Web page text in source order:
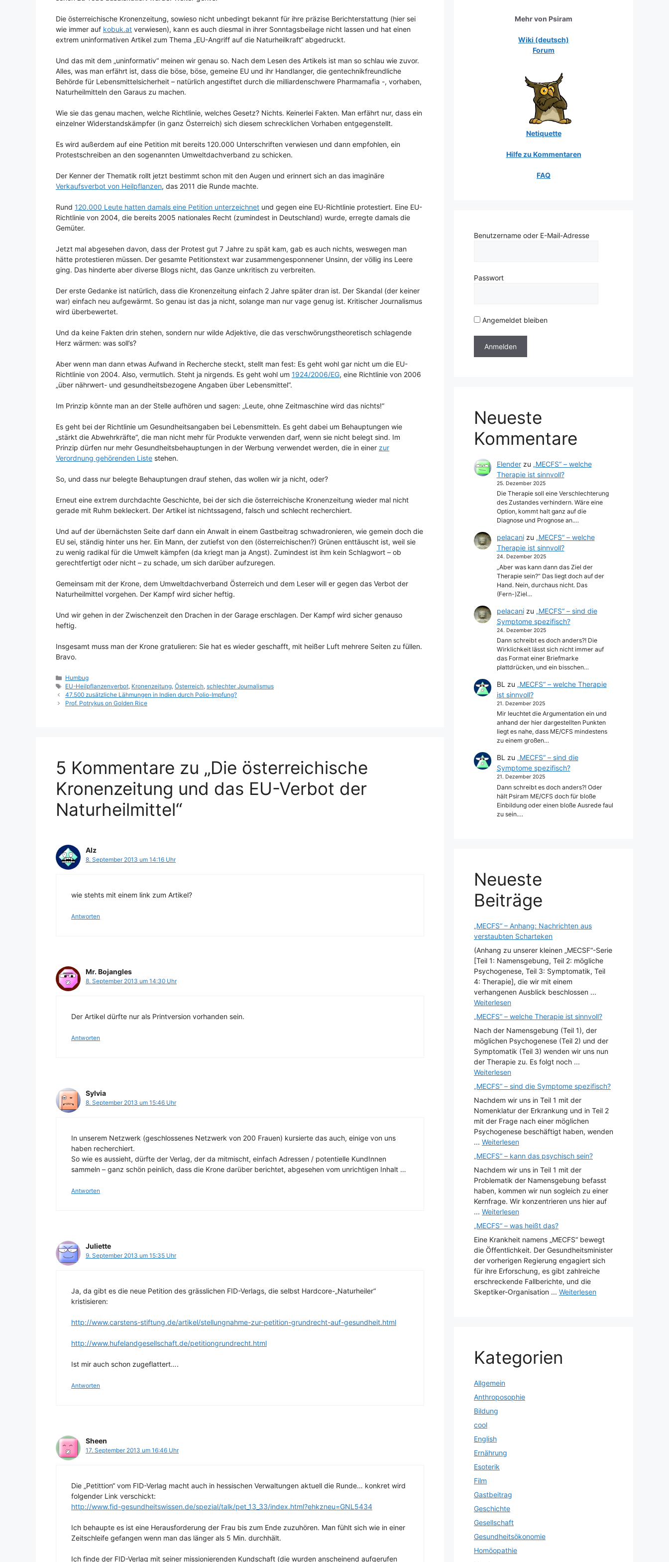
Die österreichische Kronenzeitung, sowieso nicht unbedingt bekannt für ihre präzise Berichterstattung (hier sei
wie immer auf kobuk.at verwiesen), kann es auch diesmal in ihrer Sonntagsbeilage nicht lassen und hat einen
extrem uninformativen Artikel zum Thema „EU-Angriff auf die Naturheilkraft“ abgedruckt.
Und das mit dem „uninformativ“ meinen wir genau so. Nach dem Lesen des Artikels ist man so schlau wie zuvor.
Alles, was man erfährt ist, dass die böse, böse, gemeine EU und ihr Handlanger, die gentechnikfreundliche
Behörde für Lebensmittelsicherheit – natürlich angestiftet durch die milliardenschwere Pharmamafia -, vorhaben,
Naturheilmitteln den Garaus zu machen.
Wie sie das genau machen, welche Richtlinie, welches Gesetz? Nichts. Keinerlei Fakten. Man erfährt nur, dass ein
einzelner Widerstandskämpfer (in ganz Österreich) sich diesem schrecklichen Vorhaben entgegenstellt.
Es wird außerdem auf eine Petition mit bereits 120.000 Unterschriften verwiesen und dann empfohlen, ein
Protestschreiben an den sogenannten Umweltdachverband zu schicken.
Der Kenner der Thematik rollt jetzt bestimmt schon mit den Augen und erinnert sich an das imaginäre
Verkaufsverbot von Heilpflanzen, das 2011 die Runde machte.
Rund 120.000 Leute hatten damals eine Petition unterzeichnet und gegen eine EU-Richtlinie protestiert. Eine EU-
Richtlinie von 2004, die bereits 2005 nationales Recht (zumindest in Deutschland) wurde, erregte damals die
Gemüter.
Jetzt mal abgesehen davon, dass der Protest gut 7 Jahre zu spät kam, gab es auch nichts, weswegen man
hätte protestieren müssen. Der gesamte Petitionstext war zusammengesponnener Unsinn, der völlig ins Leere
ging. Das hinderte aber diverse Blogs nicht, das Ganze unkritisch zu verbreiten.
Der erste Gedanke ist natürlich, dass die Kronenzeitung einfach 2 Jahre später dran ist. Der Skandal (der keiner
war) einfach neu aufgewärmt. So genau ist das ja nicht, solange man nur vage genug ist. Kritischer Journalismus
wird überbewertet.
Und da keine Fakten drin stehen, sondern nur wilde Adjektive, die das verschwörungstheoretisch schlagende
Herz wärmen: was soll’s?
Aber wenn man dann etwas Aufwand in Recherche steckt, stellt man fest: Es geht wohl gar nicht um die EU-
Richtlinie von 2004. Also, vermutlich. Steht ja nirgends. Es geht wohl um 1924/2006/EG, eine Richtlinie von 2006
„über nährwert- und gesundheitsbezogene Angaben über Lebensmittel“.
Im Prinzip könnte man an der Stelle aufhören und sagen: „Leute, ohne Zeitmaschine wird das nichts!“
Es geht bei der Richtlinie um Gesundheitsangaben bei Lebensmitteln. Es geht dabei um Behauptungen wie
„stärkt die Abwehrkräfte“, die man nicht mehr für Produkte verwenden darf, wenn sie nicht belegt sind. Im
Prinzip dürfen nur mehr Gesundheitsbehauptungen in der Werbung verwendet werden, die in einer zur
Verordnung gehörenden Liste stehen.
So, und dass nur belegte Behauptungen drauf stehen, das wollen wir ja nicht, oder?
Erneut eine extrem durchdachte Geschichte, bei der sich die österreichische Kronenzeitung wieder mal nicht
gerade mit Ruhm bekleckert. Der Artikel ist nichtssagend, falsch und schlecht recherchiert.
Und auf der übernächsten Seite darf dann ein Anwalt in einem Gastbeitrag schwadronieren, wie gemein doch die
EU sei, ständig hinter uns her. Ein Mann, der zutiefst von den (österreichischen?) Grünen enttäuscht ist, weil sie
zu wenig radikal für die Umwelt kämpfen (da kriegt man ja Angst). Zumindest ist ihm kein Schlagwort – ob
gerechtfertigt oder nicht – zu schade, um sich darüber aufzuregen.
Gemeinsam mit der Krone, dem Umweltdachverband Österreich und dem Leser will er gegen das Verbot der
Naturheilmittel vorgehen. Der Kampf wird sicher heftig.
Und wir gehen in der Zwischenzeit den Drachen in der Garage erschlagen. Der Kampf wird sicher genauso
heftig.
Insgesamt muss man der Krone gratulieren: Sie hat es wieder geschafft, mit heißer Luft mehrere Seiten zu füllen.
Bravo.
Kategorien
Humbug
Schlagwörter
EU-Heilpflanzenverbot, Kronenzeitung,Österreich,schlechter Journalismus
47.500 zusätzliche Lähmungen in Indien durch Polio-Impfung?
Prof. Potrykus on Golden Rice
5 Kommentare zu „Die österreichische
Kronenzeitung und das EU-Verbot der
Naturheilmittel“
Alz
8. September 2013 um 14:16 Uhr
wie stehts mit einem link zum Artikel?
Antworten
Mr. Bojangles
8. September 2013 um 14:30 Uhr
Der Artikel dürfte nur als Printversion vorhanden sein.
Antworten
Sylvia
8. September 2013 um 15:46 Uhr
In unserem Netzwerk (geschlossenes Netzwerk von 200 Frauen) kursierte das auch, einige von uns
haben recherchiert.
So wie es aussieht, dürfte der Verlag, der da mitmischt, einfach Adressen / potentielle KundInnen
sammeln – ganz schön peinlich, dass die Krone darüber berichtet, abgesehen vom unrichtigen Inhalt …
Antworten
Juliette
9. September 2013 um 15:35 Uhr
Ja, da gibt es die neue Petition des grässlichen FID-Verlags, die selbst Hardcore-„Naturheiler“
kristisieren:
http://www.carstens-stiftung.de/artikel/stellungnahme-zur-petition-grundrecht-auf-gesundheit.html
http://www.hufelandgesellschaft.de/petitiongrundrecht.html
Ist mir auch schon zugeflattert….
Antworten
Sheen
17. September 2013 um 16:46 Uhr
Die „Petittion“ vom FID-Verlag macht auch in hessischen Verwaltungen aktuell die Runde… konkret wird
folgender Link verschickt:
http://www.fid-gesundheitswissen.de/spezial/talk/pet_13_33/index.html?ehkzneu=GNL5434
Ich behaupte es ist eine Herausforderung der Frau bis zum Ende zuzuhören. Man fühlt sich wie in einer
Zeitschleife gefangen wenn man das länger als 5 Min. durchhält.
Ich finde der FID-Verlag mit seiner missionierenden Kundschaft (die wurden anscheinend aufgerufen
Mehr von Psiram
Wiki (deutsch)
Forum
Netiquette
Hilfe zu Kommentaren
FAQ
Benutzername oder E-Mail-Adresse
Passwort
Angemeldet bleiben
Neueste
Kommentare
Elenderzu „MECFS“ – welche
Therapie ist sinnvoll?
25. Dezember 2025
Die Therapie soll eine Verschlechterung
des Zustandes verhindern. Wäre eine
Option, kommt halt ganz auf die
Diagnose und Prognose an.…
pelacanizu „MECFS“ – welche
Therapie ist sinnvoll?
24. Dezember 2025
„Aber was kann dann das Ziel der
Therapie sein?“ Das liegt doch auf der
Hand. Nein, durchaus nicht. Das
(Fern-)Ziel…
pelacanizu „MECFS“ – sind die
Symptome spezifisch?
24. Dezember 2025
Dann schreibt es doch anders?! Die
Wirklichkeit lässt sich nicht immer auf
das Format einer Briefmarke
plattdrücken, und ein bisschen…
BL zu „MECFS“ – welche Therapie
ist sinnvoll?
21. Dezember 2025
Mir leuchtet die Argumentation ein und
anhand der hier dargestellten Punkten
liegt es nahe, dass ME/CFS mindestens
zu einem großen…
BL zu „MECFS“ – sind die
Symptome spezifisch?
21. Dezember 2025
Dann schreibt es doch anders?! Oder
hält Psiram ME/CFS doch für bloße
Einbildung oder einen bloße Ausrede faul
zu sein.…
Neueste
Beiträge
„MECFS“ – Anhang: Nachrichten aus
verstaubten Scharteken
(Anhang zu unserer kleinen „MECSF“-Serie
[Teil 1: Namensgebung, Teil 2: mögliche
Psychogenese, Teil 3: Symptomatik, Teil
4: Therapie], die wir mit einem
verhangenen Ausblick beschlossen ...
Weiterlesen
„MECFS“ – welche Therapie ist sinnvoll?
Nach der Namensgebung (Teil 1), der
möglichen Psychogenese (Teil 2) und der
Symptomatik (Teil 3) wenden wir uns nun
der Therapie zu. Es folgt noch ...
Weiterlesen
„MECFS“ – sind die Symptome spezifisch?
Nachdem wir uns in Teil 1 mit der
Nomenklatur der Erkrankung und in Teil 2
mit der Frage nach einer möglichen
Psychogenese beschäftigt haben, wenden
... Weiterlesen
„MECFS“ – kann das psychisch sein?
Nachdem wir uns in Teil 1 mit der
Problematik der Namensgebung befasst
haben, kommen wir nun sogleich zu einer
Kernfrage. Wir konzentrieren uns hier auf
... Weiterlesen
„MECFS“ – was heißt das?
Eine Krankheit namens „MECFS“ bewegt
die Öffentlichkeit. Der Gesundheitsminister
der vorherigen Regierung engagiert sich
für ihre Erforschung, es gibt zahlreiche
erschreckende Fallberichte, und die
Skeptiker-Organisation ... Weiterlesen
Kategorien
Allgemein
Anthroposophie
Bildung
cool
English
Ernährung
Esoterik
Film
Gastbeitrag
Geschichte
Gesellschaft
Gesundheitsökonomie
Homöopathie